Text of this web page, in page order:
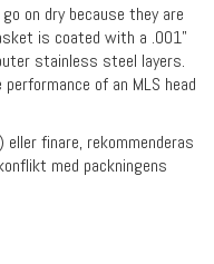
on dry because they are
is coated with a .001"
stainless steel layers.
of an MLS head
finare, rekommenderas
med packningens